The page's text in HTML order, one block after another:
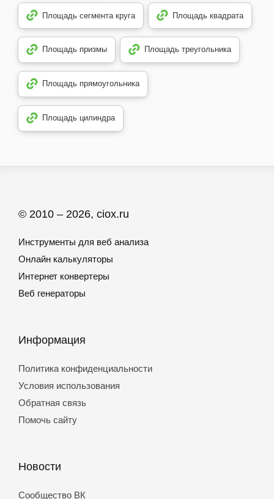
Площадь сегмента круга Площадь квадрата
Площадь призмы Площадь треугольника
Площадь прямоугольника
Площадь цилиндра
© 2010 – 2026, ciox.ru
Инструменты для веб анализа
Онлайн калькуляторы
Интернет конвертеры
Веб генераторы
Информация
Политика конфиденциальности
Условия использования
Обратная связь
Помочь сайту
Новости
Сообщество ВК